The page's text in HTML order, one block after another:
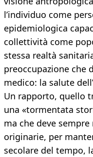
l’individuo come
epidemiologica
collettività come
stessa realtà
preoccupazione che
medico: la salute
Un rapporto, quello
una «tormentata
ma che deve
originarie, per
secolare del tempo,